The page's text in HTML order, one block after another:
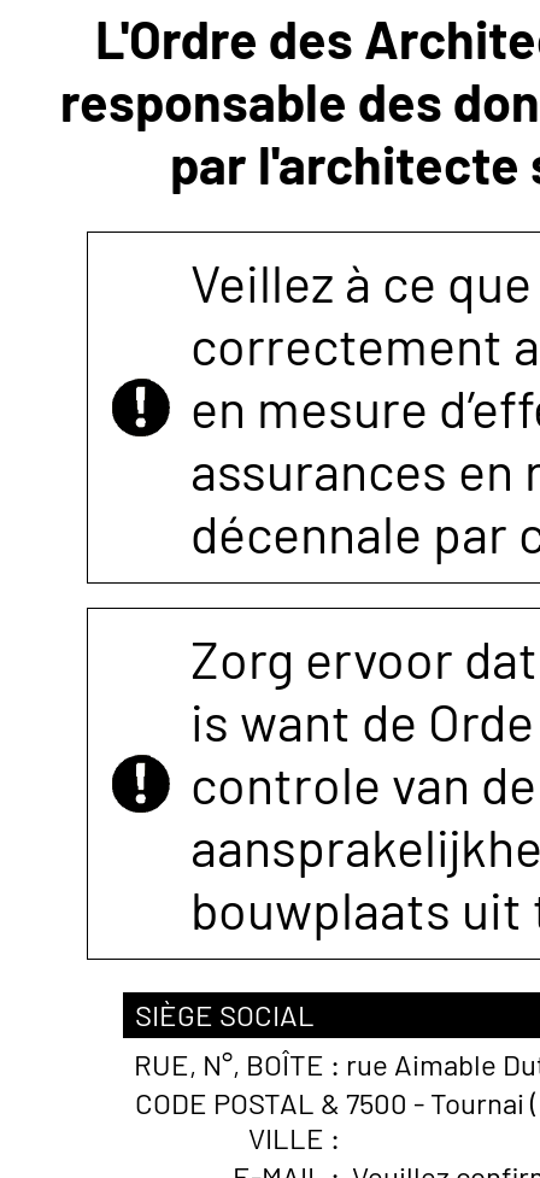
NOUS
CONTACTER
L'Ordre des
responsable des
par l'architecte
Veillez à ce
correctement
en mesure
assurances
décennale par
Zorg ervoor
is want de
controle van
bouwplaats uit
SIÈGE SOCIAL
RUE, N°, BOÎTE : rue Aimable
CODE POSTAL &
VILLE :
7500 - Tournai